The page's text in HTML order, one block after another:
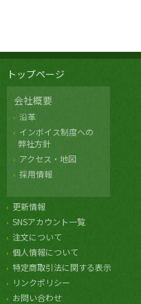
トップページ
会社概要
沿革
インボイス制度への
弊社方針
アクセス・地図
採用情報
更新情報
SNSアカウント一覧
注文について
個人情報について
特定商取引法に関する表示
リンクポリシー
お問い合わせ